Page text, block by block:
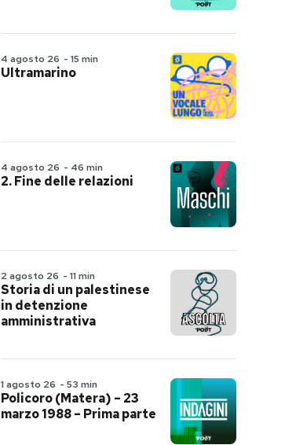
4 agosto 26 - 15 min
Ultramarino
4 agosto 26 - 46 min
2. Fine delle relazioni
2 agosto 26 - 11 min
Storia di un palestinese
in detenzione
amministrativa
1 agosto 26 - 53 min
Policoro (Matera) – 23
marzo 1988 – Prima parte